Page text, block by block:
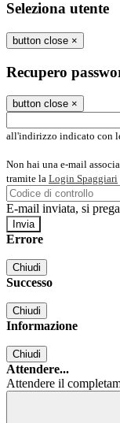
Seleziona utente
button close ×
Recupero
button close ×
all'indirizzo indicato con
Non hai una e-mail
tramite la Login Spaggiari
E-mail inviata, si
Errore
Chiudi
Successo
Chiudi
Informazione
Chiudi
Attendere...
Attendere il